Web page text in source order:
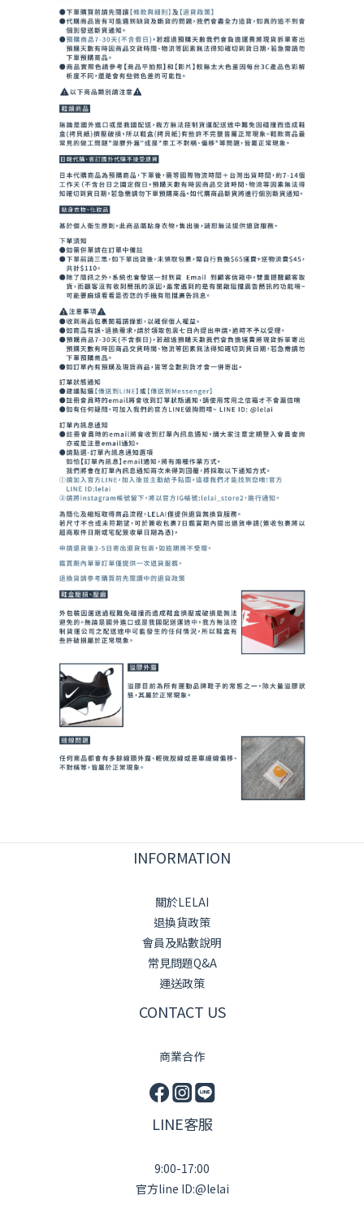
INFORMATION
關於LELAI
退換貨政策
會員及點數說明
常見問題Q&A
運送政策
CONTACT US
商業合作
LINE客服
9:00-17:00
官方line ID:@lelai